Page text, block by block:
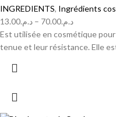
INGREDIENTS, Ingrédients
د.م.13.00 – د.م.70.00
Est utilisée en cosmétique
tenue et leur résistance. Elle